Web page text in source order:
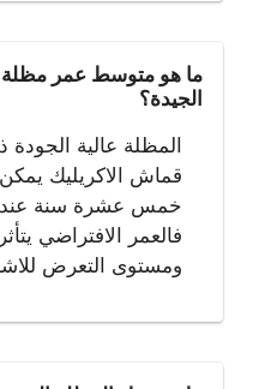
ما هو متوسط عمر مظلة
الجيدة؟
المظلة عالية الجودة
قماش الاكريليك
خمس عشرة سنة عند
فالعمر الافتراضي
ومستوى التعرض